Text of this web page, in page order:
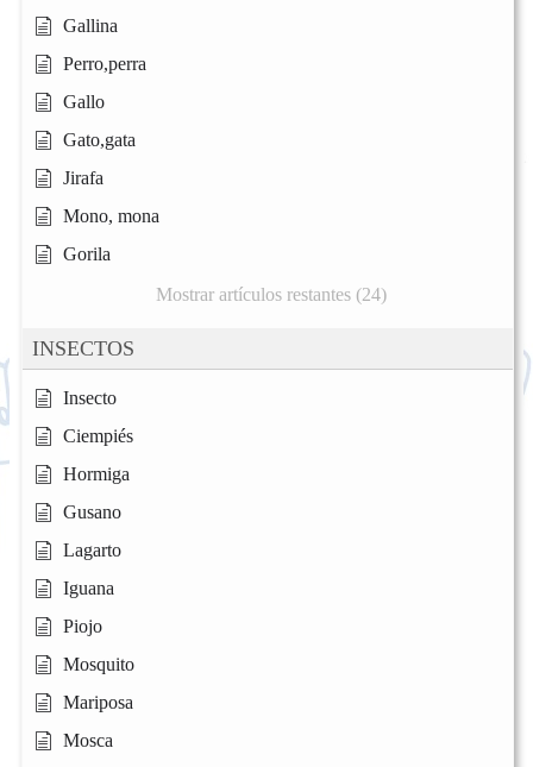
Gallina
Perro,perra
Gallo
Gato,gata
Jirafa
Mono, mona
Gorila
Mostrar artículos restantes (24)
INSECTOS
Insecto
Ciempiés
Hormiga
Gusano
Lagarto
Iguana
Piojo
Mosquito
Mariposa
Mosca